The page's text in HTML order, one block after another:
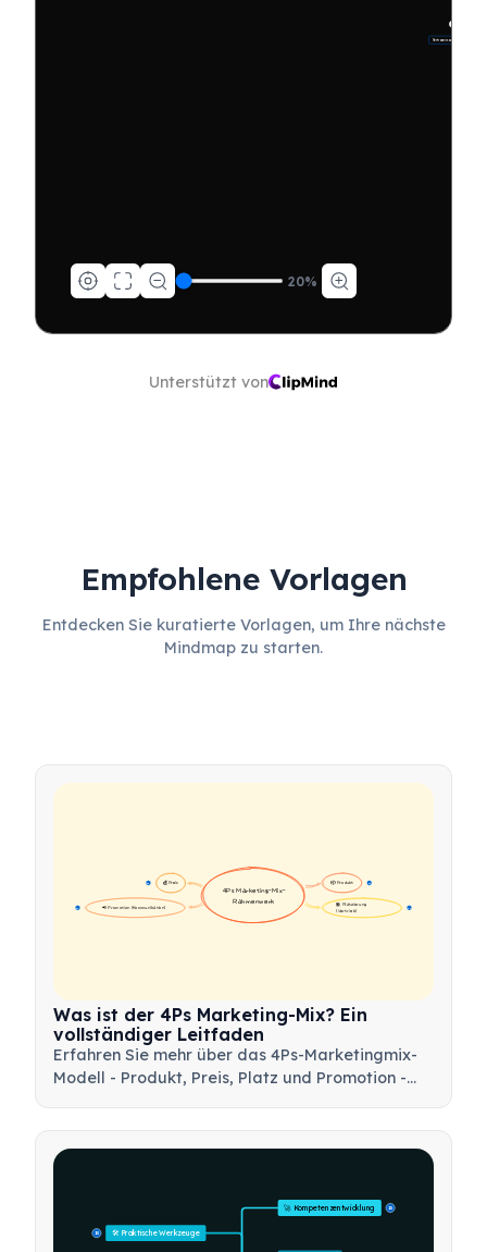
Vertrauensaufbau durch Handeln
20%
Unterstützt von
Empfohlene Vorlagen
Entdecken Sie kuratierte Vorlagen, um Ihre nächste
Mindmap zu starten.
📦 Produkt
💰 Preis
🏪 Platzierung
(Vertrieb)
📢 Promotion (Kommunikation)
4Ps Marketing-Mix-
Rahmenwerk
Was ist der 4Ps Marketing-Mix? Ein
vollständiger Leitfaden
Erfahren Sie mehr über das 4Ps-Marketingmix-
Modell - Produkt, Preis, Platz und Promotion -
Marketingstrategien zu entwickeln.
🛠️ Praktische Werkzeuge
15
🚀 Kompetenzentwicklung 15